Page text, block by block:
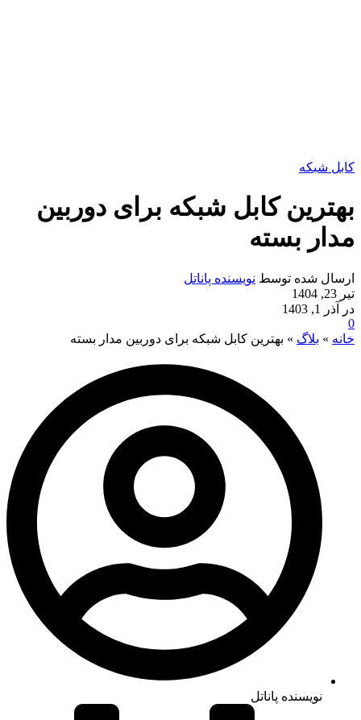
کابل شبکه
بهترین کابل شبکه برای دوربین
مدار بسته
ارسال شده توسط نویسنده پاناتل
تیر 23, 1404
در آذر 1, 1403
0
خانه » بلاگ » بهترین کابل شبکه برای دوربین مدار بسته
نویسنده پاناتل